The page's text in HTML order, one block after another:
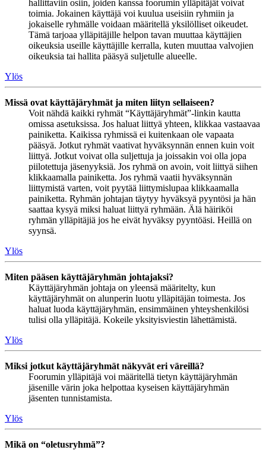
hallittaviin osiin, joiden kanssa foorumin ylläpitäjät voivat
toimia. Jokainen käyttäjä voi kuulua useisiin ryhmiin ja
jokaiselle ryhmälle voidaan määritellä yksilölliset oikeudet.
Tämä tarjoaa ylläpitäjille helpon tavan muuttaa käyttäjien
oikeuksia useille käyttäjille kerralla, kuten muuttaa valvojien
oikeuksia tai hallita pääsyä suljetulle alueelle.
Ylös
Missä ovat käyttäjäryhmät ja miten liityn sellaiseen?
Voit nähdä kaikki ryhmät “Käyttäjäryhmät”-linkin kautta
omissa asetuksissa. Jos haluat liittyä yhteen, klikkaa vastaavaa
painiketta. Kaikissa ryhmissä ei kuitenkaan ole vapaata
pääsyä. Jotkut ryhmät vaativat hyväksynnän ennen kuin voit
liittyä. Jotkut voivat olla suljettuja ja joissakin voi olla jopa
piilotettuja jäsenyyksiä. Jos ryhmä on avoin, voit liittyä siihen
klikkaamalla painiketta. Jos ryhmä vaatii hyväksynnän
liittymistä varten, voit pyytää liittymislupaa klikkaamalla
painiketta. Ryhmän johtajan täytyy hyväksyä pyyntösi ja hän
saattaa kysyä miksi haluat liittyä ryhmään. Älä häiriköi
ryhmän ylläpitäjiä jos he eivät hyväksy pyyntöäsi. Heillä on
syynsä.
Ylös
Miten pääsen käyttäjäryhmän johtajaksi?
Käyttäjäryhmän johtaja on yleensä määritelty, kun
käyttäjäryhmät on alunperin luotu ylläpitäjän toimesta. Jos
haluat luoda käyttäjäryhmän, ensimmäinen yhteyshenkilösi
tulisi olla ylläpitäjä. Kokeile yksityisviestin lähettämistä.
Ylös
Miksi jotkut käyttäjäryhmät näkyvät eri väreillä?
Foorumin ylläpitäjä voi määritellä tietyn käyttäjäryhmän
jäsenille värin joka helpottaa kyseisen käyttäjäryhmän
jäsenten tunnistamista.
Ylös
Mikä on “oletusryhmä”?